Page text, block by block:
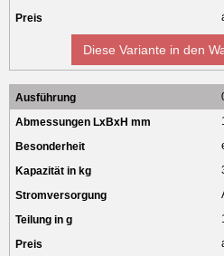
Diese Variante in den